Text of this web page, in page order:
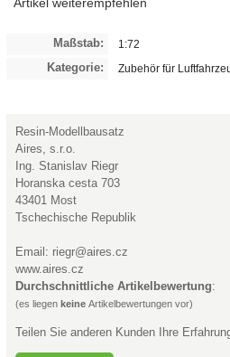
Maßstab: 1:72
Kategorie: Zubehör für
Resin-Modellbausatz
Aires, s.r.o.
Ing. Stanislav Riegr
Horanska cesta 703
43401 Most
Tschechische Republik
Email: riegr@aires.cz
www.aires.cz
Durchschnittliche Artikelbewertung:
(es liegen keine Artikelbewertungen vor)
Teilen Sie anderen Kunden Ihre